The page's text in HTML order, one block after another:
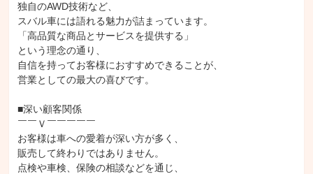
独自のAWD技術など、
スバル車には語れる魅力が詰まっています。
「高品質な商品とサービスを提供する」
という理念の通り、
自信を持ってお客様におすすめできることが、
営業としての最大の喜びです。
■深い顧客関係
￣￣Ｖ￣￣￣￣￣
お客様は車への愛着が深い方が多く、
販売して終わりではありません。
点検や車検、保険の相談などを通じ、